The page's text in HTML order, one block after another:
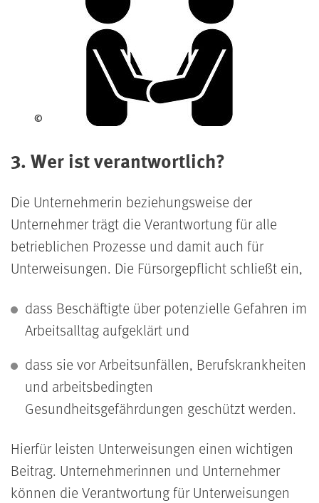
©
3. Wer ist verantwortlich?
Die Unternehmerin beziehungs­weise der
Unternehmer trägt die Verantwortung für alle
betrieb­lichen Prozesse und damit auch für
Unterweisungen. Die Fürsorgepflicht schließt ein,
dass Beschäftigte über potenzielle Gefahren im
Arbeitsalltag aufgeklärt und
dass sie vor Arbeitsunfällen, Berufskrankheiten
und arbeitsbedingten
Gesundheitsgefährdungen geschützt werden.
Hierfür leisten Unterweisungen einen wichtigen
Beitrag. Unternehmerinnen und Unternehmer
können die Verantwortung für Unterweisungen